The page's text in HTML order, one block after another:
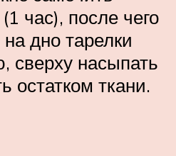
час), после чего
дно тарелки
сверху насыпать
остатком ткани.